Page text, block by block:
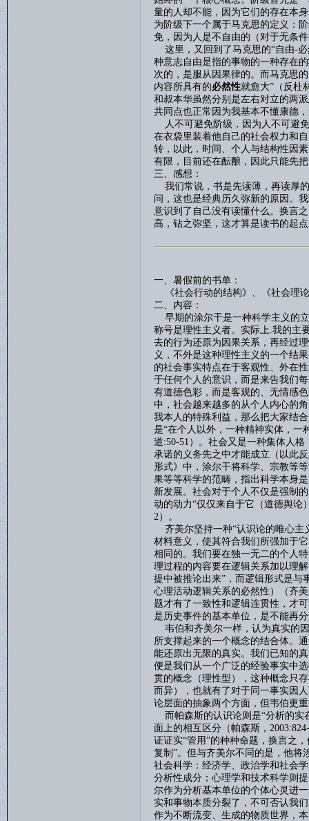
量的人却不能，因为它们的存在本
为阶级下一个属于马克思的定义：
免，因为人是不自由的（对于无条
这里，又回到了马克思的“自由-必
种意志自由是指的事物的一种存在
次的，是服从因果律的。而马克思
内容所具有的必然性就愈大”（反杜
和叔本华虽然分别是左右对立的两
共同点也正常因为我基本不懂康德
人不可避免阶级，因为人不可避
在衣袋里装着他自己的社会权力和
转，以此，时间、个人与结构性因
有限，目前还在酝酿，因此只能先
三、感想：
我们常说，书是先读薄，再读厚
问，这也是经典历久弥新的原因。
意识到了自己没有读懂什么。换言
高，钻之弥坚，这才算是读书的起
一、暑假前的书单：
《社会行动的结构》、《社会理
二、内容：
早期的涂尔干是一种科学主义的
称号是理性主义者。实际上 我的主
去的行为还原为因果关系，再经过
义，不外是这种理性主义的一个结
的社会事实特点在于客观性、外在
于任何个人的意识，而是来告我们
有道德色彩，而是客观的、无情感
中，社会越来越多的从个人内心的
我本人的特殊利益，那么把大家结
是“在个人以外，一种精神实体，一
道:50-51 ）。社会又是一种集体人
承诺的义务先之中才能成立（以此
形式》中，涂尔干将科学、宗教等
果等等科学的范畴，指出科学本身
新发展。社会对于个人不仅是强制
动的动力“仅仅来自于它（道德舆论
2 ）。
齐美尔坚持一种“认识论的唯心主
材料意义，使其符合我们所强加于
相同的。我们要在独一无二的个人
理过程的内容要在逻辑关系加以理
提中被推论出来”，而逻辑形式是与
心理活动逻辑关系的必然性）（齐
题才有了一致性和逻辑连贯性，才
是历史事件的基本单位，是不能再
韦伯和齐美尔一样，认为真实的
所支撑起来的一个概念的结合体。
能还原出无限的真实。我们已知的
便是我们从一个广泛的经验事实中
贯的概念（理性型），这种概念只
而异），也就有了对于同一事实因
论层面的抽象两个方面，但韦伯更
而帕森斯的认识论则是“分析的实
面上的相互区分（帕森斯，
证证实“管用”的种种命题，换言之
复制”。但与齐美尔不同的是，他将
社会科学：经济学、政治学和社会
分析性成分；心理学和技术科学则
尔作为分析基本单位的个体心灵进
实和事物本质分裂了，不可否认我
作为不断流变、生成的物质世界，